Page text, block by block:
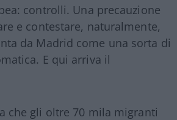
controlli. Una precauzione
e contestare, naturalmente,
da Madrid come una sorta di
E qui arriva il
che gli oltre 70 mila migranti